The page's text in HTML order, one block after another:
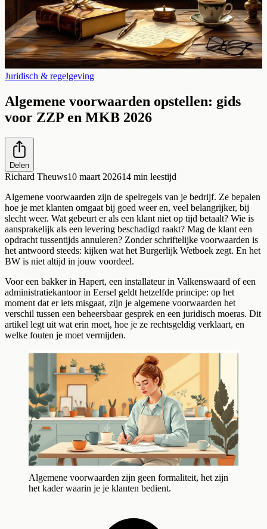
Juridisch & regelgeving
Algemene voorwaarden opstellen: gids
voor ZZP en MKB 2026
Delen
Richard Theuws10 maart 202614 min leestijd
Algemene voorwaarden zijn de spelregels van je bedrijf. Ze bepalen
hoe je met klanten omgaat bij goed weer en, veel belangrijker, bij
slecht weer. Wat gebeurt er als een klant niet op tijd betaalt? Wie is
aansprakelijk als een levering beschadigd raakt? Mag de klant een
opdracht tussentijds annuleren? Zonder schriftelijke voorwaarden is
het antwoord steeds: kijken wat het Burgerlijk Wetboek zegt. En het
BW is niet altijd in jouw voordeel.
Voor een bakker in Hapert, een installateur in Valkenswaard of een
administratiekantoor in Eersel geldt hetzelfde principe: op het
moment dat er iets misgaat, zijn je algemene voorwaarden het
verschil tussen een beheersbaar gesprek en een juridisch moeras. Dit
artikel legt uit wat erin moet, hoe je ze rechtsgeldig verklaart, en
welke fouten je moet vermijden.
Algemene voorwaarden zijn geen formaliteit, het zijn
het kader waarin je je klanten bedient.